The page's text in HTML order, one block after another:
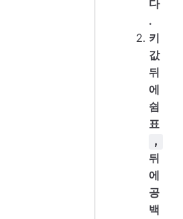
다
.
키
값
뒤
에
쉼
표
,
뒤
에
공
백